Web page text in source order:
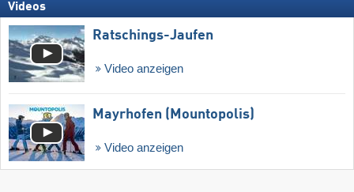
Videos
Ratschings-Jaufen
Video anzeigen
Mayrhofen (Mountopolis)
Video anzeigen